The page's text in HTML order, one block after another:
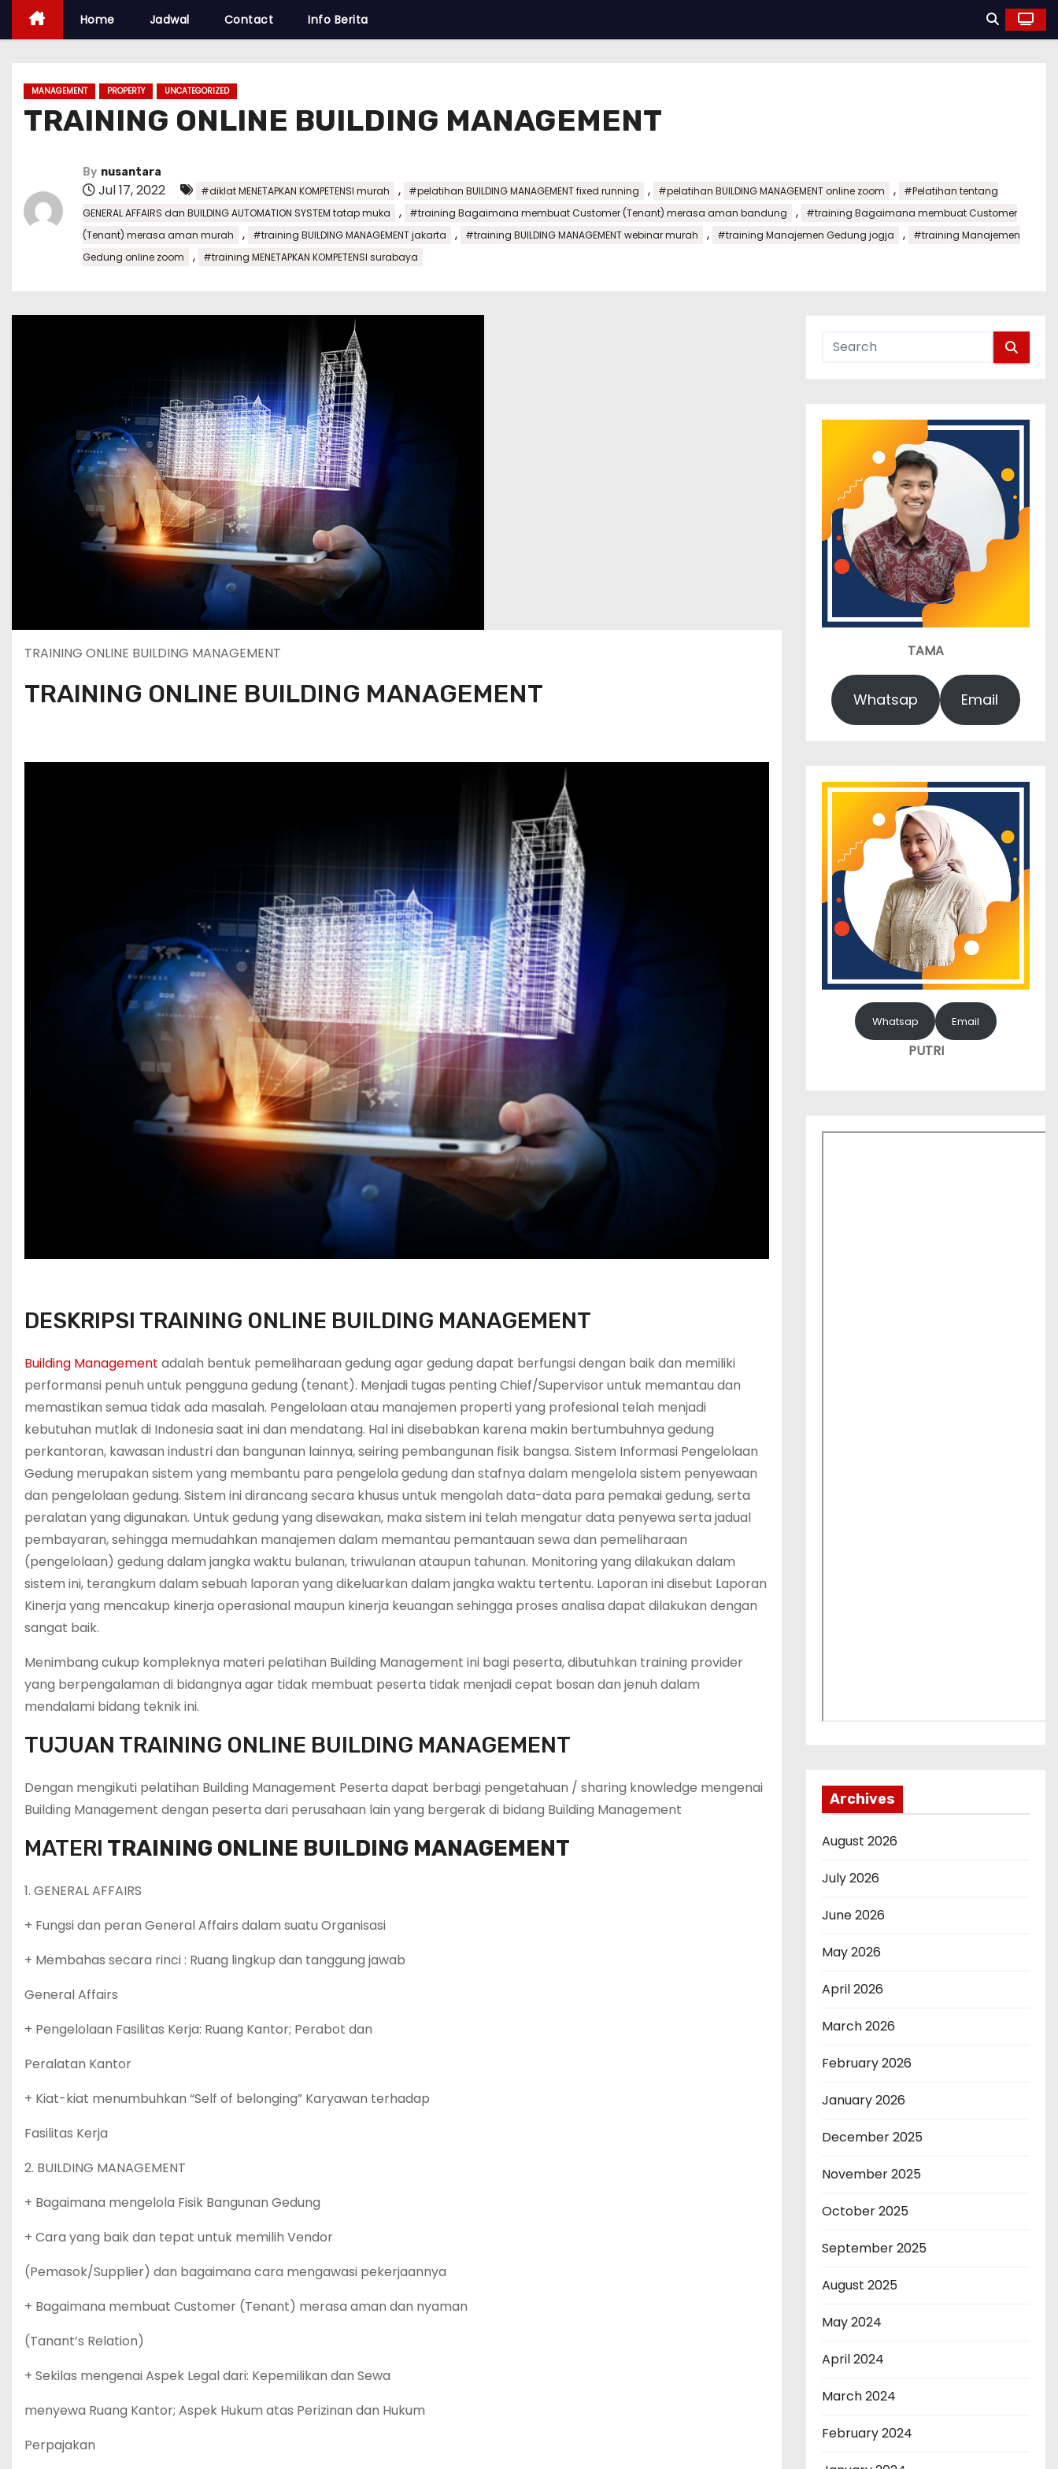
Home Jadwal Contact Info Berita
MANAGEMENT PROPERTY UNCATEGORIZED
TRAINING ONLINE BUILDING MANAGEMENT
By nusantara
Jul 17, 2022 #diklat MENETAPKAN KOMPETENSI murah , #pelatihan BUILDING MANAGEMENT fixed running , #pelatihan BUILDING MANAGEMENT online zoom ,
#Pelatihan tentang
GENERAL AFFAIRS dan BUILDING AUTOMATION SYSTEM tatap muka
, #training Bagaimana membuat Customer (Tenant) merasa aman bandung ,
#training Bagaimana membuat Customer
(Tenant) merasa aman murah
, #training BUILDING MANAGEMENT jakarta , #training BUILDING MANAGEMENT webinar murah , #training Manajemen Gedung jogja ,
#training Manajemen
Gedung online zoom
, #training MENETAPKAN KOMPETENSI surabaya
TRAINING ONLINE BUILDING MANAGEMENT
TRAINING ONLINE BUILDING MANAGEMENT
DESKRIPSI TRAINING ONLINE BUILDING MANAGEMENT
Building Management adalah bentuk pemeliharaan gedung agar gedung dapat berfungsi dengan baik dan memiliki
performansi penuh untuk pengguna gedung (tenant). Menjadi tugas penting Chief/Supervisor untuk memantau dan
memastikan semua tidak ada masalah. Pengelolaan atau manajemen properti yang profesional telah menjadi
kebutuhan mutlak di Indonesia saat ini dan mendatang. Hal ini disebabkan karena makin bertumbuhnya gedung
perkantoran, kawasan industri dan bangunan lainnya, seiring pembangunan fisik bangsa. Sistem Informasi Pengelolaan
Gedung merupakan sistem yang membantu para pengelola gedung dan stafnya dalam mengelola sistem penyewaan
dan pengelolaan gedung. Sistem ini dirancang secara khusus untuk mengolah data-data para pemakai gedung, serta
peralatan yang digunakan. Untuk gedung yang disewakan, maka sistem ini telah mengatur data penyewa serta jadual
pembayaran, sehingga memudahkan manajemen dalam memantau pemantauan sewa dan pemeliharaan
(pengelolaan) gedung dalam jangka waktu bulanan, triwulanan ataupun tahunan. Monitoring yang dilakukan dalam
sistem ini, terangkum dalam sebuah laporan yang dikeluarkan dalam jangka waktu tertentu. Laporan ini disebut Laporan
Kinerja yang mencakup kinerja operasional maupun kinerja keuangan sehingga proses analisa dapat dilakukan dengan
sangat baik.
Menimbang cukup kompleknya materi pelatihan Building Management ini bagi peserta, dibutuhkan training provider
yang berpengalaman di bidangnya agar tidak membuat peserta tidak menjadi cepat bosan dan jenuh dalam
mendalami bidang teknik ini.
TUJUAN TRAINING ONLINE BUILDING MANAGEMENT
Dengan mengikuti pelatihan Building Management Peserta dapat berbagi pengetahuan / sharing knowledge mengenai
Building Management dengan peserta dari perusahaan lain yang bergerak di bidang Building Management
MATERI TRAINING ONLINE BUILDING MANAGEMENT
1. GENERAL AFFAIRS
+ Fungsi dan peran General Affairs dalam suatu Organisasi
+ Membahas secara rinci : Ruang lingkup dan tanggung jawab
General Affairs
+ Pengelolaan Fasilitas Kerja: Ruang Kantor; Perabot dan
Peralatan Kantor
+ Kiat-kiat menumbuhkan “Self of belonging” Karyawan terhadap
Fasilitas Kerja
2. BUILDING MANAGEMENT
+ Bagaimana mengelola Fisik Bangunan Gedung
+ Cara yang baik dan tepat untuk memilih Vendor
(Pemasok/Supplier) dan bagaimana cara mengawasi pekerjaannya
+ Bagaimana membuat Customer (Tenant) merasa aman dan nyaman
(Tanant’s Relation)
+ Sekilas mengenai Aspek Legal dari: Kepemilikan dan Sewa
menyewa Ruang Kantor; Aspek Hukum atas Perizinan dan Hukum
Perpajakan
TAMA
Whatsap Email
Whatsap Email
PUTRI
Archives
August 2026
July 2026
June 2026
May 2026
April 2026
March 2026
February 2026
January 2026
December 2025
November 2025
October 2025
September 2025
August 2025
May 2024
April 2024
March 2024
February 2024